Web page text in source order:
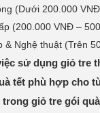
(Dưới 200.000
(200.000 VNĐ –
& Nghệ thuật (Trên
sử dụng giỏ tre
tết phù hợp cho
trong giỏ tre gói